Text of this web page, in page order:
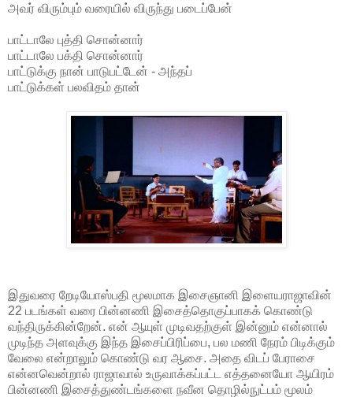
அவர் விரும்பும் வரையில் விருந்து படைப்பேன்
பாட்டாலே புத்தி சொன்னார்
பாட்டாலே பக்தி சொன்னார்
பாட்டுக்கு நான் பாடுபட்டேன் - அந்தப்
பாட்டுக்கள் பலவிதம் தான்
இதுவரை றேடியோஸ்பதி மூலமாக இசைஞானி இளையராஜாவின்
22 படங்கள் வரை பின்னணி இசைத்தொகுப்பாகக் கொண்டு
வந்திருக்கின்றேன். என் ஆயுள் முடிவதற்குள் இன்னும் என்னால்
முடிந்த அளவுக்கு இந்த இசைப்பிரிப்பை, பல மணி நேரம் பிடிக்கும்
வேலை என்றாலும் கொண்டு வர ஆசை. அதை விடப் பேராசை
என்னவென்றால் ராஜாவால் உருவாக்கப்பட்ட எத்தனையோ ஆயிரம்
பின்னணி இசைத்துண்டங்களை நவீன தொழில்நுட்பம் மூலம்